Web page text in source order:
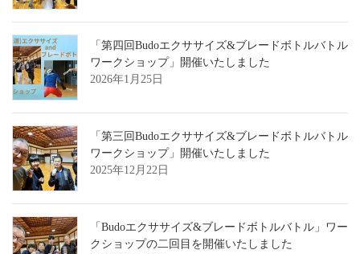
「第四回Budoエクササイズ&ブレードボトルバトル
ワークショップ」開催いたしました
2026年1月25日
「第三回Budoエクササイズ&ブレードボトルバトル
ワークショップ」開催いたしました
2025年12月22日
「Budoエクササイズ&ブレードボトルバトル」ワー
クショップの二回目を開催いたしました